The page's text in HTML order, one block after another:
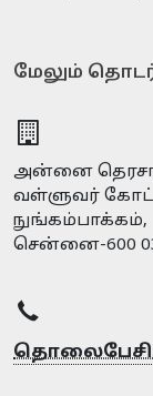
மேலும்
அன்னை தெரசா
வள்ளுவர்
நுங்கம்பாக்கம்,
சென்னை-600